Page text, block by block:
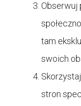
Obserwuj
tam
swoich
stron